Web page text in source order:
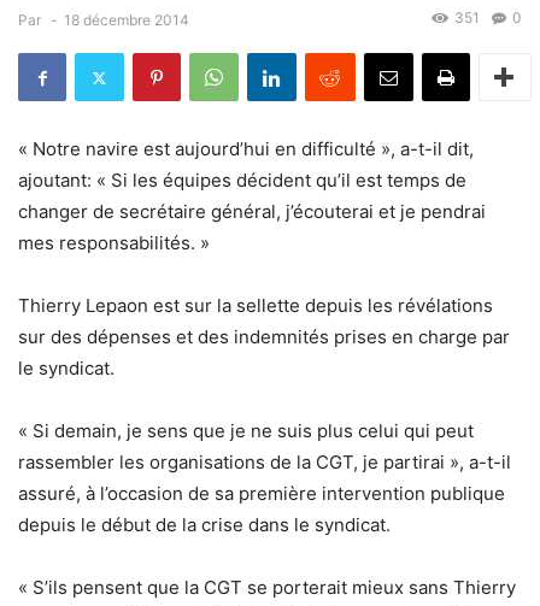
Par - 18 décembre 2014 0
351
« Notre navire est aujourd’hui en difficulté », a-t-il dit,
ajoutant: « Si les équipes décident qu’il est temps de
changer de secrétaire général, j’écouterai et je pendrai
mes responsabilités. »
Thierry Lepaon est sur la sellette depuis les révélations
sur des dépenses et des indemnités prises en charge par
le syndicat.
« Si demain, je sens que je ne suis plus celui qui peut
rassembler les organisations de la CGT, je partirai », a-t-il
assuré, à l’occasion de sa première intervention publique
depuis le début de la crise dans le syndicat.
« S’ils pensent que la CGT se porterait mieux sans Thierry